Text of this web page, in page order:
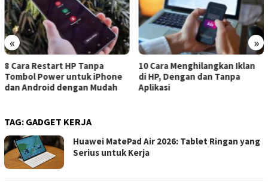
« »
10 Cara Menghilangkan Iklan
di HP, Dengan dan Tanpa
Aplikasi
7 Cara Merekam Suara di HP
untuk Android dan iPhone
dengan Hasil Jernih
TAG: GADGET KERJA
Huawei MatePad Air 2026: Tablet Ringan yang
Serius untuk Kerja